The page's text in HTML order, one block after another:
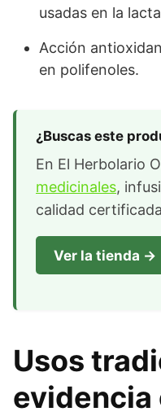
usadas en la
Acción
en polifenoles.
¿Buscas este
En El Herbolario
medicinales,
calidad
Ver la tienda →
Usos